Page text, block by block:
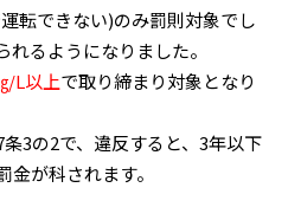
転できない)のみ罰則対象でし
れるようになりました。
/L以上で取り締まり対象となり
3の2で、違反すると、3年以下
が科されます。